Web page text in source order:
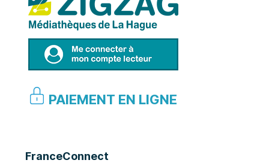
PAIEMENT EN LIGNE
FranceConnect